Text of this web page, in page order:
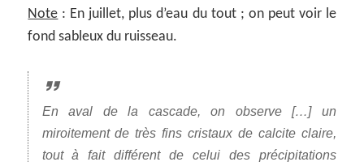
Note : En juillet, plus d’eau du tout ; on peut voir le
fond sableux du ruisseau.
En aval de la cascade, on observe […] un
miroitement de très fins cristaux de calcite claire,
tout à fait différent de celui des précipitations